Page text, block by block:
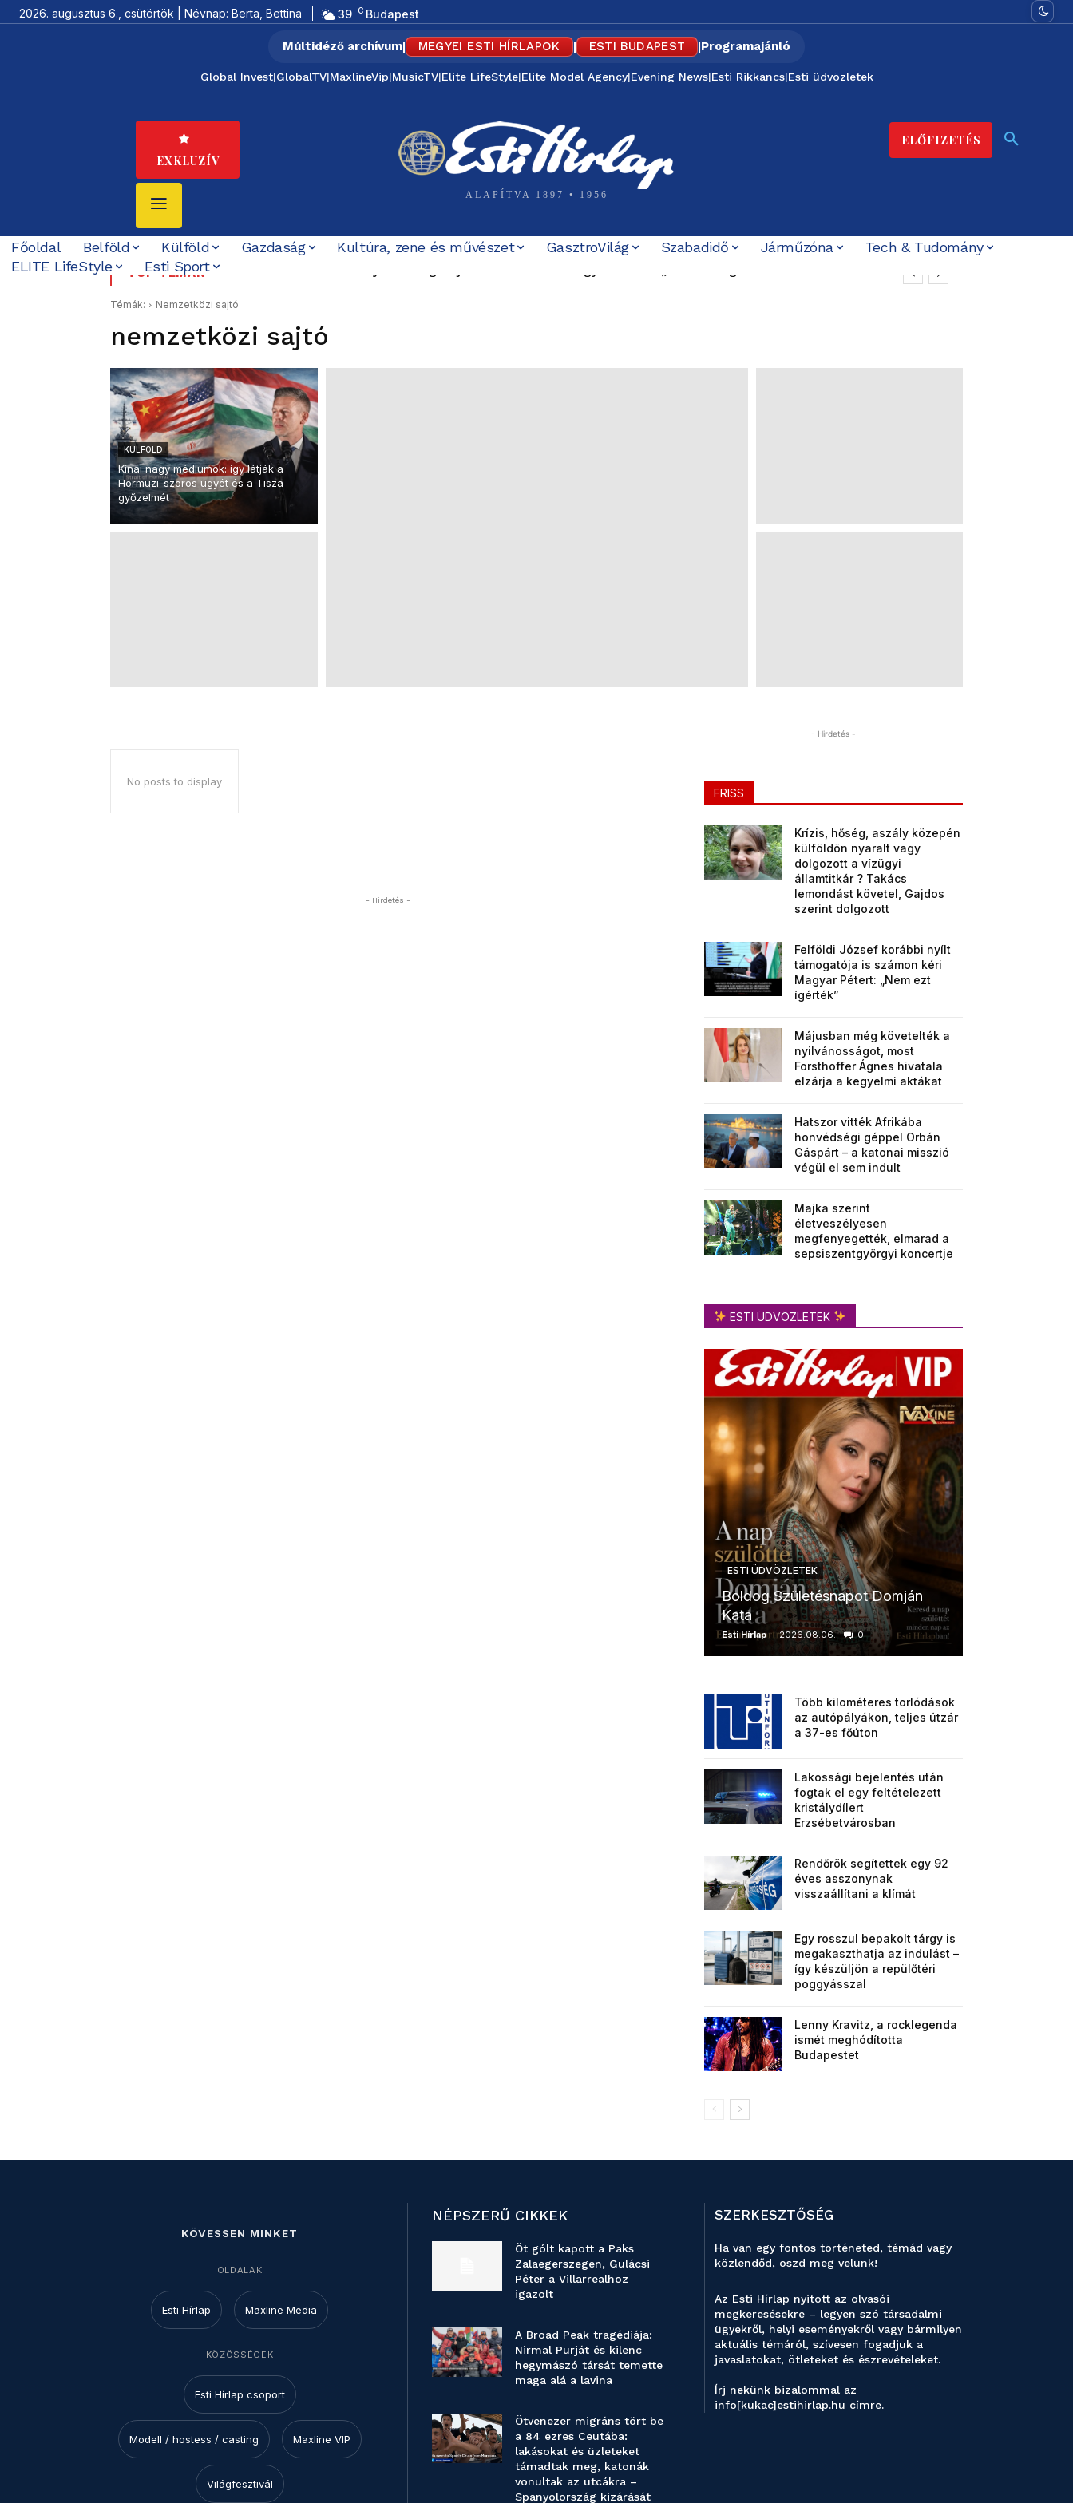
2026. augusztus 6., csütörtök | Névnap: Berta, Bettina 39 C Budapest
Múltidéző archívum| MEGYEI ESTI HÍRLAPOK | ESTI BUDAPEST |Programajánló
Global Invest|GlobalTV|MaxlineVip|MusicTV|Elite LifeStyle|Elite Model Agency|Evening News|Esti Rikkancs|Esti üdvözletek
EXKLUZÍV
ALAPÍTVA 1897 • 1956
ELŐFIZETÉS
Főoldal Belföld Külföld Gazdaság Kultúra, zene és művészet GasztroVilág Szabadidő Járműzóna
Tech & Tudomány
ELITE LifeStyle
Esti Sport
TOP TÉMÁK Felföldi József korábbi nyílt támogatója is számon kéri Magyar Pétert: „Nem ezt ígérték”
Témák: Nemzetközi sajtó
nemzetközi sajtó
KÜLFÖLD
Kínai nagy médiumok: így látják a
Hormuzi-szoros ügyét és a Tisza
győzelmét
No posts to display
- Hirdetés -
- Hirdetés -
FRISS
Krízis, hőség, aszály közepén
külföldön nyaralt vagy
dolgozott a vízügyi
államtitkár ? Takács
lemondást követel, Gajdos
szerint dolgozott
Felföldi József korábbi nyílt
támogatója is számon kéri
Magyar Pétert: „Nem ezt
ígérték”
Májusban még követelték a
nyilvánosságot, most
Forsthoffer Ágnes hivatala
elzárja a kegyelmi aktákat
Hatszor vitték Afrikába
honvédségi géppel Orbán
Gáspárt – a katonai misszió
végül el sem indult
Majka szerint
életveszélyesen
megfenyegették, elmarad a
sepsiszentgyörgyi koncertje
ESTI ÜDVÖZLETEK
ESTI ÜDVÖZLETEK
Boldog Születésnapot Domján
Kata
Esti Hírlap - 2026.08.06. 0
Több kilométeres torlódások
az autópályákon, teljes útzár
a 37-es főúton
Lakossági bejelentés után
fogtak el egy feltételezett
kristálydílert
Erzsébetvárosban
Rendőrök segítettek egy 92
éves asszonynak
visszaállítani a klímát
Egy rosszul bepakolt tárgy is
megakaszthatja az indulást –
így készüljön a repülőtéri
poggyásszal
Lenny Kravitz, a rocklegenda
ismét meghódította
Budapestet
KÖVESSEN MINKET
OLDALAK
Esti Hírlap Maxline Media
KÖZÖSSÉGEK
Esti Hírlap csoport
Modell / hostess / casting Maxline VIP
Világfesztivál
NÉPSZERŰ CIKKEK
Öt gólt kapott a Paks
Zalaegerszegen, Gulácsi
Péter a Villarrealhoz
igazolt
A Broad Peak tragédiája:
Nirmal Purját és kilenc
hegymászó társát temette
maga alá a lavina
Ötvenezer migráns tört be
a 84 ezres Ceutába:
lakásokat és üzleteket
támadtak meg, katonák
vonultak az utcákra –
Spanyolország kizárását
SZERKESZTŐSÉG
Ha van egy fontos történeted, témád vagy
közlendőd, oszd meg velünk!
Az Esti Hírlap nyitott az olvasói
megkeresésekre – legyen szó társadalmi
ügyekről, helyi eseményekről vagy bármilyen
aktuális témáról, szívesen fogadjuk a
javaslatokat, ötleteket és észrevételeket.
Írj nekünk bizalommal az
info[kukac]estihirlap.hu címre.